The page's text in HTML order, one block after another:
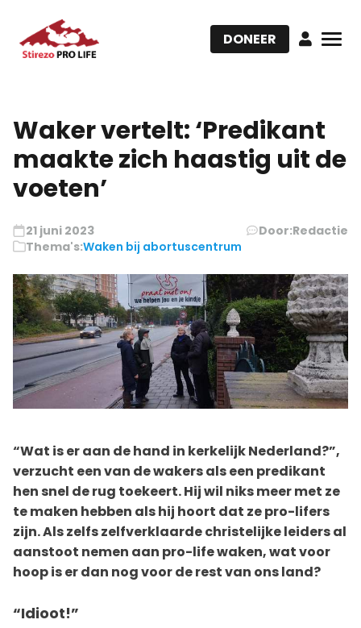
DONEER
Waker vertelt: ‘Predikant
maakte zich haastig uit de
voeten’
21 juni 2023 Door:Redactie
Thema's:Waken bij abortuscentrum
“Wat is er aan de hand in kerkelijk Nederland?”,
verzucht een van de wakers als een predikant
hen snel de rug toekeert. Hij wil niks meer met ze
te maken hebben als hij hoort dat ze pro-lifers
zijn. Als zelfs zelfverklaarde christelijke leiders al
aanstoot nemen aan pro-life waken, wat voor
hoop is er dan nog voor de rest van ons land?
“Idioot!”